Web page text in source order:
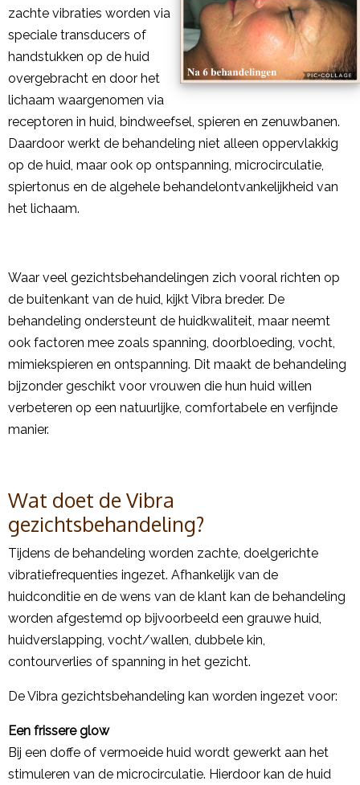
zachte vibraties worden via
speciale transducers of
handstukken op de huid
overgebracht en door het
lichaam waargenomen via
receptoren in huid, bindweefsel, spieren en zenuwbanen.
Daardoor werkt de behandeling niet alleen oppervlakkig
op de huid, maar ook op ontspanning, microcirculatie,
spiertonus en de algehele behandelontvankelijkheid van
het lichaam.
Waar veel gezichtsbehandelingen zich vooral richten op
de buitenkant van de huid, kijkt Vibra breder. De
behandeling ondersteunt de huidkwaliteit, maar neemt
ook factoren mee zoals spanning, doorbloeding, vocht,
mimiekspieren en ontspanning. Dit maakt de behandeling
bijzonder geschikt voor vrouwen die hun huid willen
verbeteren op een natuurlijke, comfortabele en verfijnde
manier.
Wat doet de Vibra
gezichtsbehandeling?
Tijdens de behandeling worden zachte, doelgerichte
vibratiefrequenties ingezet. Afhankelijk van de
huidconditie en de wens van de klant kan de behandeling
worden afgestemd op bijvoorbeeld een grauwe huid,
huidverslapping, vocht/wallen, dubbele kin,
contourverlies of spanning in het gezicht.
De Vibra gezichtsbehandeling kan worden ingezet voor:
Een frissere glow
Bij een doffe of vermoeide huid wordt gewerkt aan het
stimuleren van de microcirculatie. Hierdoor kan de huid